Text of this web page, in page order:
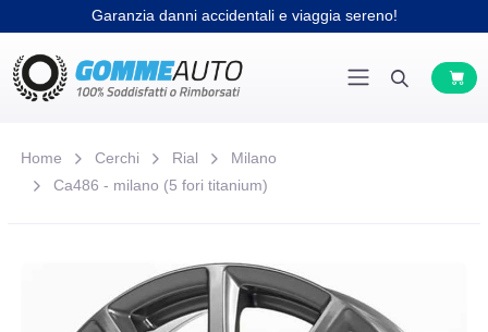
Garanzia danni accidentali e viaggia sereno!
Home Cerchi Rial
Milano
Ca486 - milano (5 fori titanium)